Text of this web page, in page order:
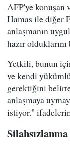
AFP'ye konuşan
Hamas ile diğer
anlaşmanın
hazır
Yetkili, bunun
ve kendi
gerektiğini
anlaşmaya
istiyor."